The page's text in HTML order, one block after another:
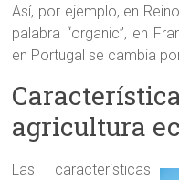
Así, por ejemplo, en
palabra “organic”, en
en Portugal se cambia
agricultura
Las características